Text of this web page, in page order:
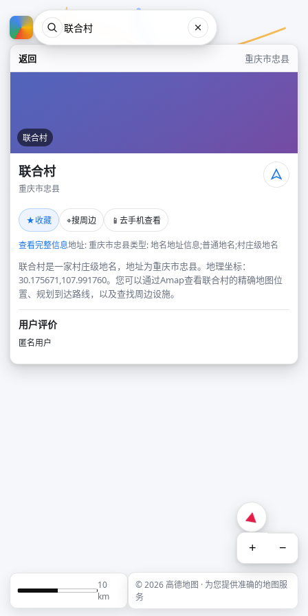
返回 重庆市忠县
联合村
联合村
重庆市忠县
★收藏 ⌖搜周边 📱 去手机查看
查看完整信息地址: 重庆市忠县类型: 地名地址信息;普通地名;村庄级地名
联合村是一家村庄级地名，地址为重庆市忠县。地理坐标：
30.175671,107.991760。您可以通过Amap查看联合村的精确地图位
置、规划到达路线，以及查找周边设施。
用户评价
匿名用户
+ −
10
km
© 2026 高德地图 · 为您提供准确的地图服
务